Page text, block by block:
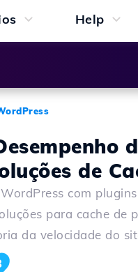
Help
de
com
para cache de
da velocidade do